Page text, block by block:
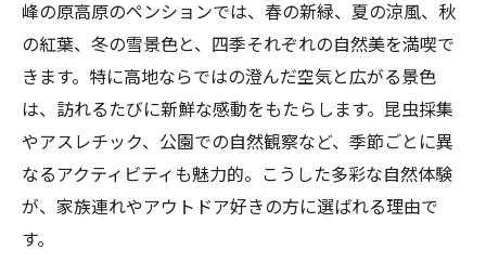
峰の原高原のペンションでは、春の新緑、夏の涼風、秋
の紅葉、冬の雪景色と、四季それぞれの自然美を満喫で
きます。特に高地ならではの澄んだ空気と広がる景色
は、訪れるたびに新鮮な感動をもたらします。昆虫採集
やアスレチック、公園での自然観察など、季節ごとに異
なるアクティビティも魅力的。こうした多彩な自然体験
が、家族連れやアウトドア好きの方に選ばれる理由で
す。